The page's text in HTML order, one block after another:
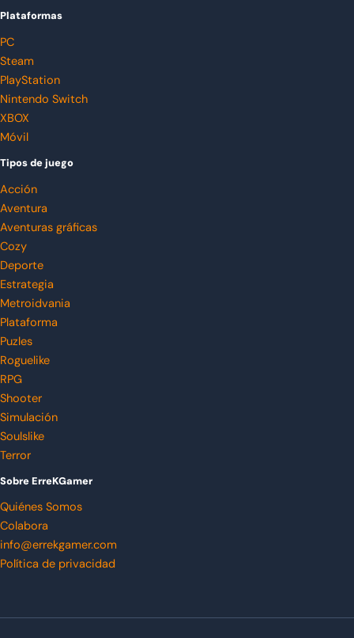
Plataformas
PC
Steam
PlayStation
Nintendo Switch
XBOX
Móvil
Tipos de juego
Acción
Aventura
Aventuras gráficas
Cozy
Deporte
Estrategia
Metroidvania
Plataforma
Puzles
Roguelike
RPG
Shooter
Simulación
Soulslike
Terror
Sobre ErreKGamer
Quiénes Somos
Colabora
info@errekgamer.com
Política de privacidad